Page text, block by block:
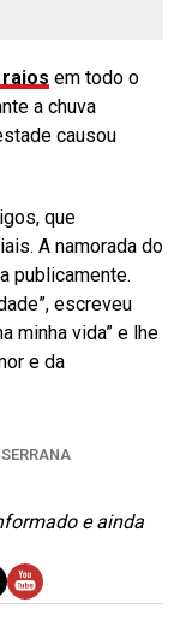
raios em todo o
a chuva
causou
que
A namorada do
publicamente.
escreveu
minha vida” e lhe
e da
e ainda